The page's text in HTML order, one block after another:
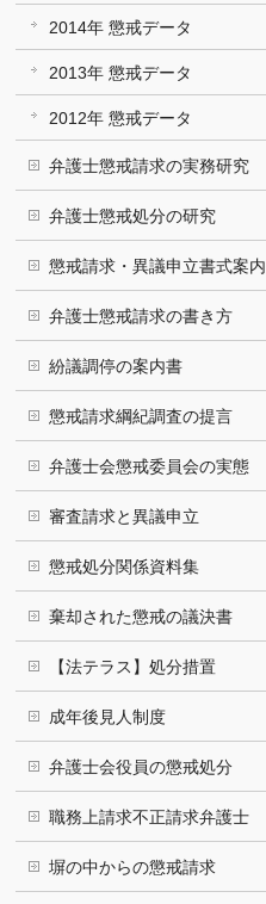
2014年 懲戒データ
2013年 懲戒データ
2012年 懲戒データ
弁護士懲戒請求の実務研究
弁護士懲戒処分の研究
懲戒請求・異議申立書式案内
弁護士懲戒請求の書き方
紛議調停の案内書
懲戒請求綱紀調査の提言
弁護士会懲戒委員会の実態
審査請求と異議申立
懲戒処分関係資料集
棄却された懲戒の議決書
【法テラス】処分措置
成年後見人制度
弁護士会役員の懲戒処分
職務上請求不正請求弁護士
塀の中からの懲戒請求